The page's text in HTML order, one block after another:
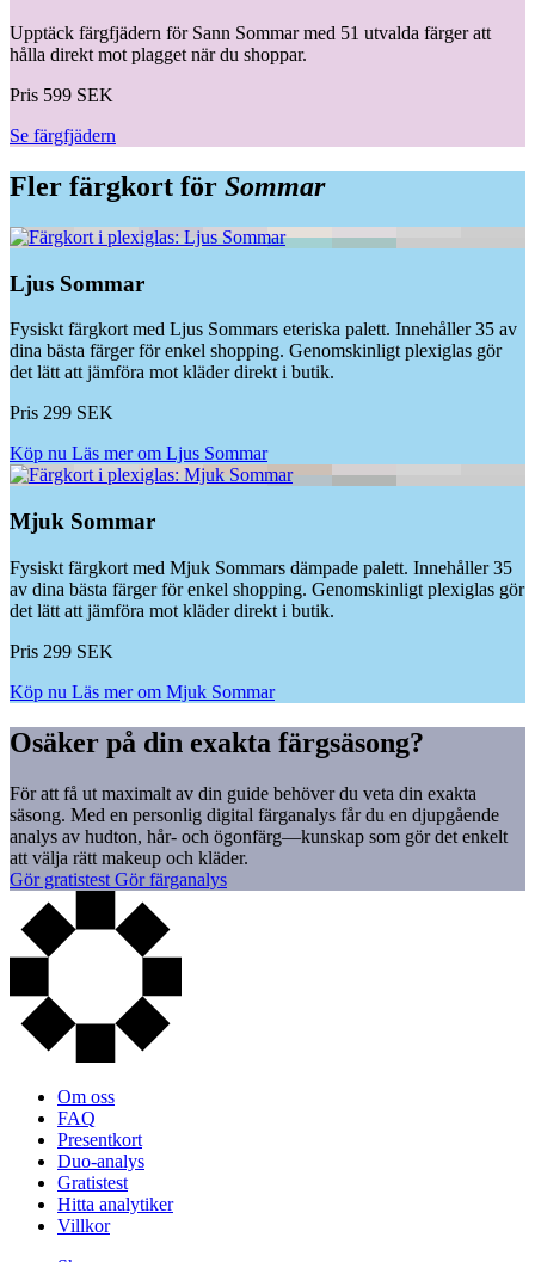
Upptäck färgfjädern för Sann Sommar med 51 utvalda färger att
hålla direkt mot plagget när du shoppar.
Pris 599 SEK
Se färgfjädern
Fler färgkort för Sommar
Ljus Sommar
Fysiskt färgkort med Ljus Sommars eteriska palett. Innehåller 35 av
dina bästa färger för enkel shopping. Genomskinligt plexiglas gör
det lätt att jämföra mot kläder direkt i butik.
Pris 299 SEK
Köp nu Läs mer om Ljus Sommar
Mjuk Sommar
Fysiskt färgkort med Mjuk Sommars dämpade palett. Innehåller 35
av dina bästa färger för enkel shopping. Genomskinligt plexiglas gör
det lätt att jämföra mot kläder direkt i butik.
Pris 299 SEK
Köp nu Läs mer om Mjuk Sommar
Osäker på din exakta färgsäsong?
För att få ut maximalt av din guide behöver du veta din exakta
säsong. Med en personlig digital färganalys får du en djupgående
analys av hudton, hår- och ögonfärg—kunskap som gör det enkelt
att välja rätt makeup och kläder.
Gör gratistest Gör färganalys
Om oss
FAQ
Presentkort
Duo-analys
Gratistest
Hitta analytiker
Villkor